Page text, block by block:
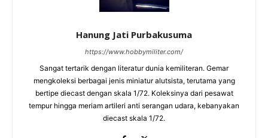
Hanung Jati Purbakusuma
https://www.hobbymiliter.com/
Sangat tertarik dengan literatur dunia kemiliteran. Gemar
mengkoleksi berbagai jenis miniatur alutsista, terutama yang
bertipe diecast dengan skala 1/72. Koleksinya dari pesawat
tempur hingga meriam artileri anti serangan udara, kebanyakan
diecast skala 1/72.